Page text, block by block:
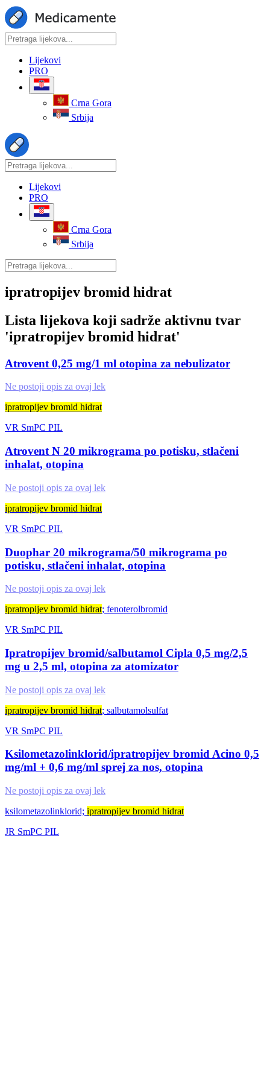
Lijekovi
PRO
Crna Gora
Srbija
Lijekovi
PRO
Crna Gora
Srbija
ipratropijev bromid hidrat
Lista lijekova koji sadrže aktivnu tvar
'ipratropijev bromid hidrat'
Atrovent 0,25 mg/1 ml otopina za nebulizator
Ne postoji opis za ovaj lek
ipratropijev bromid hidrat
VR SmPC PIL
Atrovent N 20 mikrograma po potisku, stlačeni
inhalat, otopina
Ne postoji opis za ovaj lek
ipratropijev bromid hidrat
VR SmPC PIL
Duophar 20 mikrograma/50 mikrograma po
potisku, stlačeni inhalat, otopina
Ne postoji opis za ovaj lek
ipratropijev bromid hidrat; fenoterolbromid
VR SmPC PIL
Ipratropijev bromid/salbutamol Cipla 0,5 mg/2,5
mg u 2,5 ml, otopina za atomizator
Ne postoji opis za ovaj lek
ipratropijev bromid hidrat; salbutamolsulfat
VR SmPC PIL
Ksilometazolinklorid/ipratropijev bromid Acino 0,5
mg/ml + 0,6 mg/ml sprej za nos, otopina
Ne postoji opis za ovaj lek
ksilometazolinklorid; ipratropijev bromid hidrat
JR SmPC PIL